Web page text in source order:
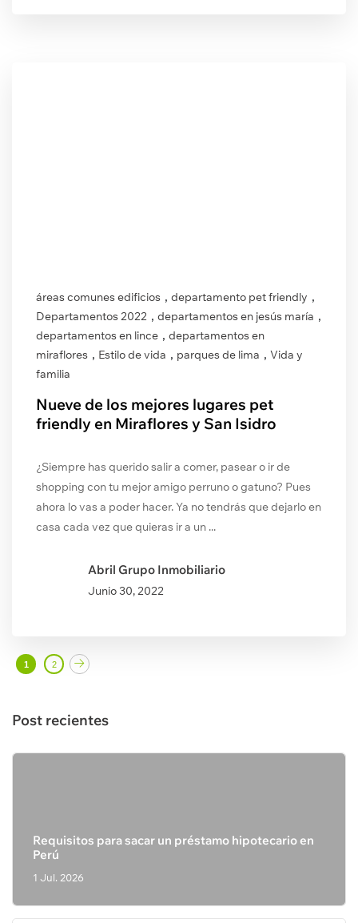
áreas comunes edificios , departamento pet friendly ,
Departamentos 2022 , departamentos en jesús maría ,
departamentos en lince , departamentos en
miraflores , Estilo de vida , parques de lima , Vida y
familia
Nueve de los mejores lugares pet
friendly en Miraflores y San Isidro
¿Siempre has querido salir a comer, pasear o ir de
shopping con tu mejor amigo perruno o gatuno? Pues
ahora lo vas a poder hacer. Ya no tendrás que dejarlo en
casa cada vez que quieras ir a un ...
Abril Grupo Inmobiliario
Junio 30, 2022
1 2
Post recientes
Requisitos para sacar un préstamo hipotecario en
Perú
1 Jul. 2026